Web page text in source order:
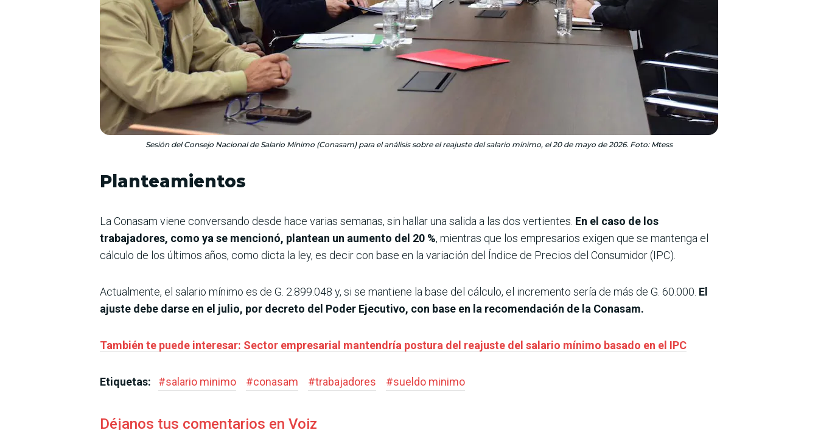
Sesión del Consejo Nacional de Salario Mínimo (Conasam) para el análisis sobre el reajuste del salario mínimo, el 20 de mayo de 2026. Foto: Mtess
Planteamientos
La Conasam viene conversando desde hace varias semanas, sin hallar una salida a las dos vertientes. En el caso de los
trabajadores, como ya se mencionó, plantean un aumento del 20 %, mientras que los empresarios exigen que se mantenga el
cálculo de los últimos años, como dicta la ley, es decir con base en la variación del Índice de Precios del Consumidor (IPC).
Actualmente, el salario mínimo es de G. 2.899.048 y, si se mantiene la base del cálculo, el incremento sería de más de G. 60.000. El
ajuste debe darse en el julio, por decreto del Poder Ejecutivo, con base en la recomendación de la Conasam.
También te puede interesar: Sector empresarial mantendría postura del reajuste del salario mínimo basado en el IPC
Etiquetas: #salario minimo #conasam #trabajadores #sueldo minimo
Déjanos tus comentarios en Voiz